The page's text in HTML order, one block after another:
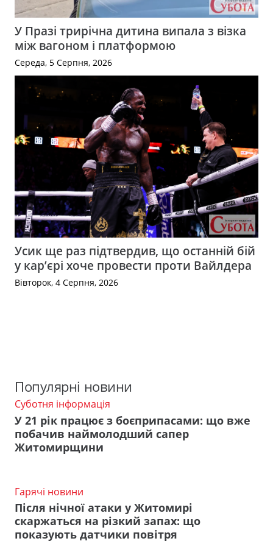
У Празі трирічна дитина випала з візка
між вагоном і платформою
Середа, 5 Серпня, 2026
Усик ще раз підтвердив, що останній бій
у кар’єрі хоче провести проти Вайлдера
Вівторок, 4 Серпня, 2026
Популярні новини
Суботня інформація
У 21 рік працює з боєприпасами: що вже
побачив наймолодший сапер
Житомирщини
Гарячі новини
Після нічної атаки у Житомирі
скаржаться на різкий запах: що
показують датчики повітря